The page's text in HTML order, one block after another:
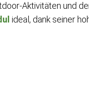
Aktivitäten und
ideal, dank seiner